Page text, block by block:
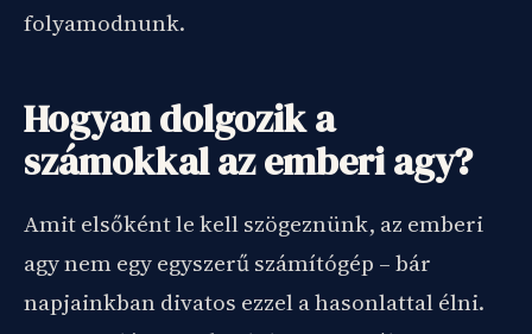
folyamodnunk.
Hogyan dolgozik a
számokkal az emberi agy?
Amit elsőként le kell szögeznünk, az emberi
agy nem egy egyszerű számítógép – bár
napjainkban divatos ezzel a hasonlattal élni.